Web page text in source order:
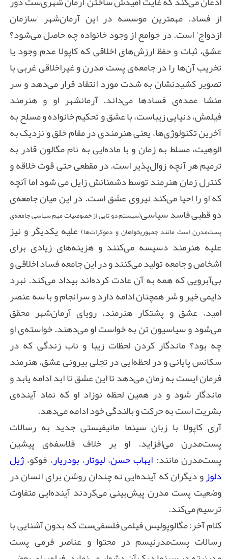
از فساد. مهمترین موسسه در این آرمان‌شهر 'سازمان
ازدواج'است. در جوامع از وجود خانواده چه حاصل می‌شود؟
عشق، ثبات و حفظ ارزش‌های اخلاقی که کاپولا عدم وجود یا
تخریب آن‌ها را در جامعه‌ی پست مدرن و غیراخلاقی غربی با
تصویر کشیدنشان به شدت مورد انتقاد قرار می‌دهدو سر
منشا عمده‌ی فسادها می‌داند. آرمانشهر او و هنرمند
فیلمش، دنیایی زیباست، با عشق و تحکیم خانواده و مسلح به
آخرین تکنولوژی‌ها، یعنی هنرمندی در مقام خلق و نزدیک به
الوهیت، مسلط به زمان و با ماده‌ایی به نام مگالون قادر به
ترمیم هر آنچه زوال‌پذیر است. در مقطعی حتی قوت خلاقه و
کنترل زمان هنرمند توسط دشمنانش زایل می شود اما آنچه
که او را احیا می‌کند نیروی عشق است. در این میان جامعه‌ی
دو قطبی فاسد سیاسی(سیستم دو تایی از خصوصیات مهم سیاسی جامعه‌ی
پست‌مدرن است مانند جمهوریخواهان و دموکرات‌ها)علیه یکدیگر و نیز
علیه هنرمند دسیسه می‌کنند و هزینه‌های زیادی برای
اشخاص و جامعه تولید می‌کنند و در این جامعه فساد اخلاقی و
بی‌آبرویی که همه به آن عادت کرده‌اند بیداد می‌کند. نبرد
دایمی خیر و شر همچنان ادامه دارد و سرانجام و با سه عنصر
امید، عشق و پشتکار هنرمند، رویای آرمان‌شهر محقق
می‌شود و سیاسیون تن به خواست او می‌دهند. خواسته‌ی او
چه بود؟ ماندگار کردن لحظات زیبا و ناب زندگی که در
سکانس پایانی و در لحظه‌ایی در تجلی بیرونی عشق، هنرمند
فرمان ایست به زمان می‌دهد تا این عشق تا ابد ادامه یابد و
ماندگار شود و در همین لحظه نوزاد او که نماد آینده‌ی
بشریت است به حرکت و بالندگی خود ادامه می‌دهد.
آری کاپولا با زبان سینما مانیفیستی جدید به رسالات
پست‌مدرن میافزاید. او بر خلاف فلاسفه‌ی پیشین
پست‌مدرن مانند: ایهاب حسن،لیوتار، بودریار، فوکو،ژیل
دلوزو دیگران که آینده‌ایی نه چندان روشن برای انسان در
وضعیت پست مدرن پیش‌بینی می‌کردند آینده‌ایی متفاوت
ترسیم می‌کند.
کلام آخر: مگالوپولیس فیلمی فلسفی‌ست که بدون آشنایی با
رسالات پست‌مدرنیسم در محتوا و عناصر فرمی پست